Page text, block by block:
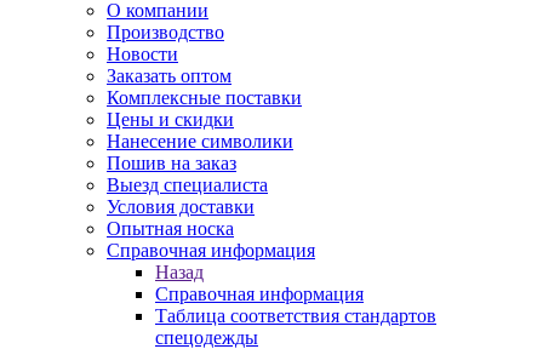
О компании
Производство
Новости
Заказать оптом
Комплексные поставки
Цены и скидки
Нанесение символики
Пошив на заказ
Выезд специалиста
Условия доставки
Опытная носка
Справочная информация
Назад
Справочная информация
Таблица соответствия стандартов
спецодежды